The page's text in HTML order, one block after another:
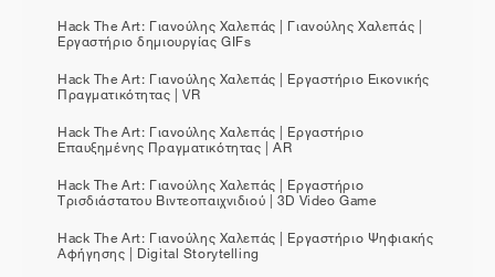
Hack The Art: Γιανούλης Χαλεπάς | Γιανούλης Χαλεπάς |
Εργαστήριο δημιουργίας GIFs
Hack The Art: Γιανούλης Χαλεπάς | Εργαστήριο Εικονικής
Πραγματικότητας | VR
Hack The Art: Γιανούλης Χαλεπάς | Εργαστήριο
Επαυξημένης Πραγματικότητας | AR
Hack The Art: Γιανούλης Χαλεπάς | Εργαστήριο
Τρισδιάστατου Βιντεοπαιχνιδιού | 3D Video Game
Hack The Art: Γιανούλης Χαλεπάς | Εργαστήριο Ψηφιακής
Αφήγησης | Digital Storytelling